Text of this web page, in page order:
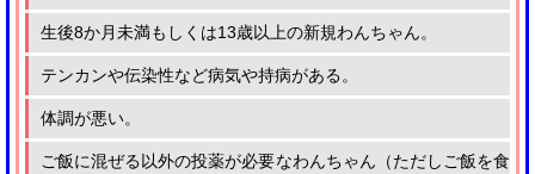
生後8か月未満もしくは13歳以上の新規わんちゃん。
テンカンや伝染性など病気や持病がある。
体調が悪い。
ご飯に混ぜる以外の投薬が必要なわんちゃん（ただしご飯を食